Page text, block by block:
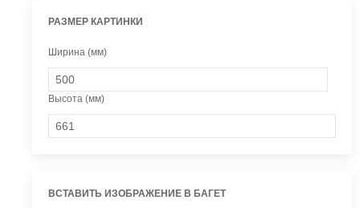
РАЗМЕР КАРТИНКИ
Ширина (мм)
Высота (мм)
ВСТАВИТЬ ИЗОБРАЖЕНИЕ В БАГЕТ